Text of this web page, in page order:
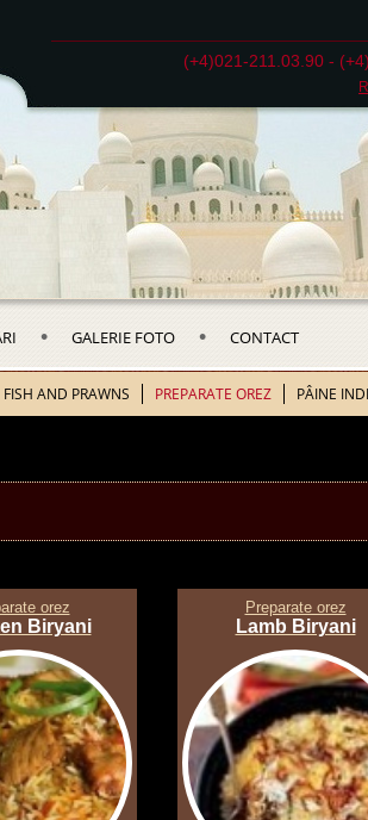
(+4)021-211.03.90 -
• GALERIE FOTO • CONTACT
FISH AND PRAWNS PREPARATE OREZ PÂINE
orez
Biryani
Preparate orez
Lamb Biryani